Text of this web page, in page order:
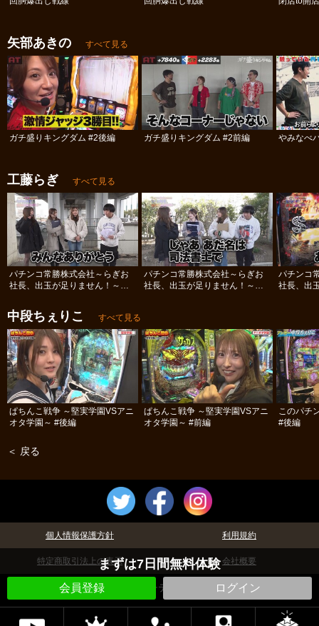
まずは7日間無料体験
会員登録 ログイン
矢部あきの すべて見る
ガチ盛りキングダム #2後編 ガチ盛りキングダム #2前編 やみなべ
工藤らぎ すべて見る
パチンコ常勝株式会社～らぎお
社長、出玉が足りません！～
パチンコ常勝株式会社～らぎお
社長、出玉が足りません！～
パチンコ
社長、出
中段ちぇりこ すべて見る
ぱちんこ戦争 ～堅実学園VSアニ
オタ学園～ #後編
ぱちんこ戦争 ～堅実学園VSアニ
オタ学園～ #前編
このパチ
#後編
＜ 戻る
個人情報保護方針 利用規約
特定商取引法上の表示 会社概要
©パチテレ！